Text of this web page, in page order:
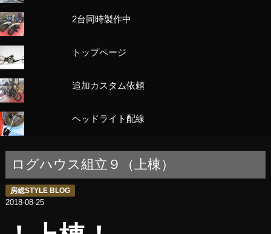
2台同時製作中
トップページ
追加カスタム依頼
ヘッドライト配線
ログハウス組立９（上棟）
房総STYLE BLOG
2018-08-25